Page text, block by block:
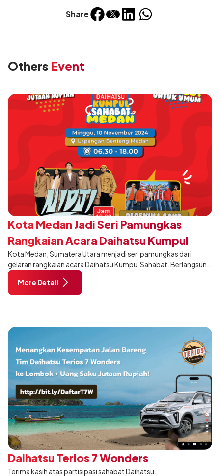
Share
Others Event
Kota Medan Jadi Seri Pamungkas
Rangkaian Acara Daihatsu Kumpul
Sahabat 2024
Kota Medan, Sumatera Utara menjadi seri pamungkas dari
gelaran rangkaian acara Daihatsu Kumpul Sahabat. Berlangsung
pada 10 November 2024 pukul 06:30–18:00 WIB, di Lapangan
Benteng Medan.
More Detail
Daihatsu Terios 7 Wonders
Terima kasih atas partisipasi sahabat Daihatsu.